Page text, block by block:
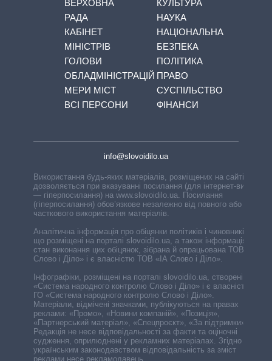
ВЕРХОВНА
РАДА
КАБІНЕТ
МІНІСТРІВ
ГОЛОВИ
ОБЛАДМІНІСТРАЦІЙ
МЕРИ МІСТ
ВСІ ПЕРСОНИ
КУЛЬТУРА
НАУКА
НАЦІОНАЛЬНА
БЕЗПЕКА
ПОЛІТИКА
ПРАВО
СУСПІЛЬСТВО
ФІНАНСИ
info@slovoidilo.ua
Використання будь-яких матеріалів, розміщених на сайті,
дозволяється при вказуванні посилання (для інтернет-видань
— гіперпосилання) на www.slovoidilo.ua. Посилання
(гіперпосилання) обов’язкове незалежно від повного або
часткового використання матеріалів.
Аналітична інформація про обіцянки політиків і чиновників,
що розміщені на порталі slovoidilo.ua, а також інформація про
стан виконання цих обіцянок, зібрана й опрацьована ТОВ «ІА
Слово і Діло» і є власністю ТОВ «ІА Слово і Діло».
Інфографіки, розміщені на порталі slovoidilo.ua, створені ГО
«Система народного контролю Слово і Діло» і є власністю
ГО «Система народного контролю Слово і Діло».
Матеріали, відмічені значками, публікуються на правах
реклами: «Промо», «Новини компаній», «Позиція»,
«Партнерський матеріал», «Спецпроєкт», «За підтримки».
Редакція не несе відповідальності за факти та оціночні
судження, оприлюднені у рекламних матеріалах. Згідно з
українським законодавством відповідальність за зміст
реклами несе рекламодавець.